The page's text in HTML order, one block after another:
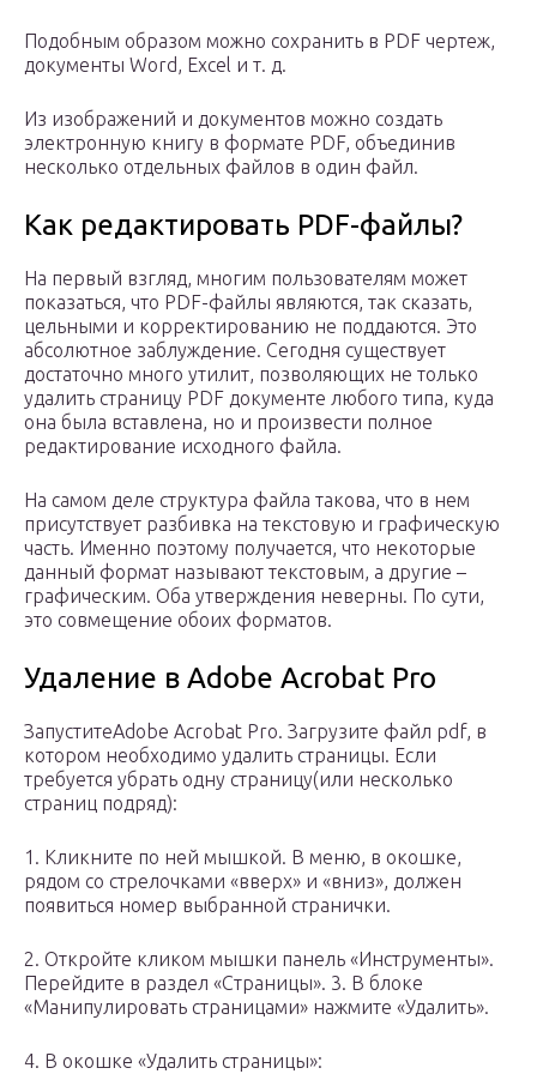
Подобным образом можно сохранить в PDF чертеж,
документы Word, Excel и т. д.
Из изображений и документов можно создать
электронную книгу в формате PDF, объединив
несколько отдельных файлов в один файл.
Как редактировать PDF-файлы?
На первый взгляд, многим пользователям может
показаться, что PDF-файлы являются, так сказать,
цельными и корректированию не поддаются. Это
абсолютное заблуждение. Сегодня существует
достаточно много утилит, позволяющих не только
удалить страницу PDF документе любого типа, куда
она была вставлена, но и произвести полное
редактирование исходного файла.
На самом деле структура файла такова, что в нем
присутствует разбивка на текстовую и графическую
часть. Именно поэтому получается, что некоторые
данный формат называют текстовым, а другие –
графическим. Оба утверждения неверны. По сути,
это совмещение обоих форматов.
Удаление в Adobe Acrobat Pro
ЗапуститеAdobe Acrobat Pro. Загрузите файл pdf, в
котором необходимо удалить страницы. Если
требуется убрать одну страницу(или несколько
страниц подряд):
1. Кликните по ней мышкой. В меню, в окошке,
рядом со стрелочками «вверх» и «вниз», должен
появиться номер выбранной странички.
2. Откройте кликом мышки панель «Инструменты».
Перейдите в раздел «Страницы». 3. В блоке
«Манипулировать страницами» нажмите «Удалить».
4. В окошке «Удалить страницы»: